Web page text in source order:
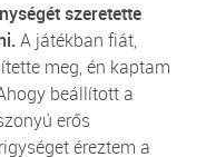
szeretette
A játékban fiát,
meg, én kaptam
beállított a
erős
éreztem a